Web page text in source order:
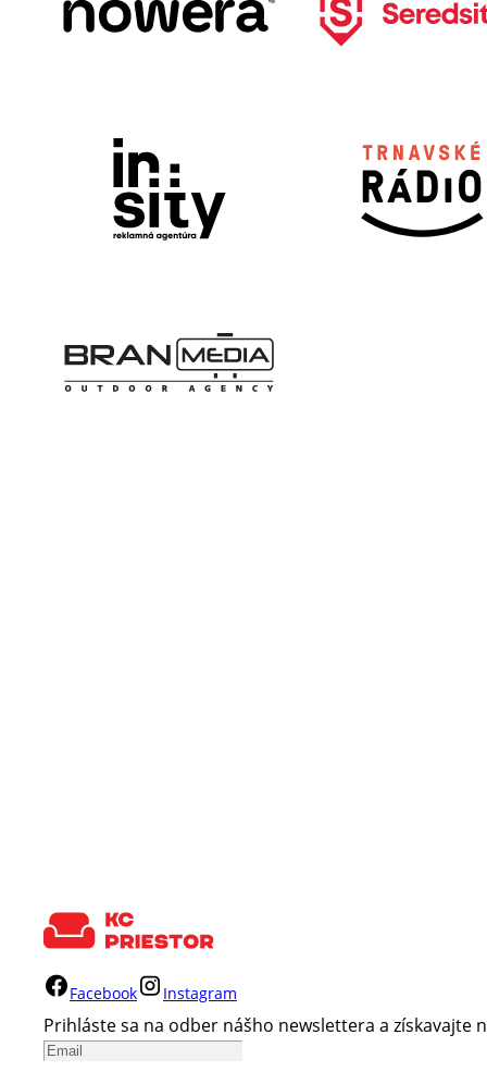
Facebook Instagram
Prihláste sa na odber nášho newslettera a získavajte